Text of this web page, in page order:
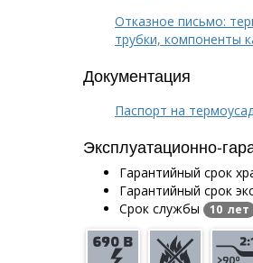
Отказное письмо:
трубки, компоненты
Документация
Паспорт на
Эксплуатационно-
Гарантийный срок
Гарантийный срок
Срок службы 10 лет